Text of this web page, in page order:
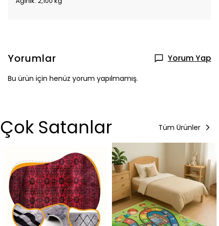
Yorumlar Yorum Yap
Bu ürün için henüz yorum yapılmamış.
Çok Satanlar Tüm Ürünler